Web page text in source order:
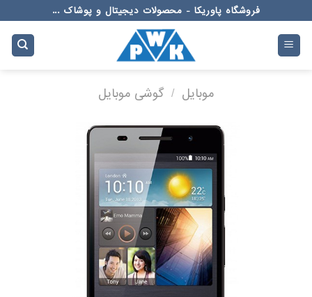
to
content
فروشگاه پاوریکا - محصولات دیجیتال و پوشاک ...
موبایل / گوشی موبایل